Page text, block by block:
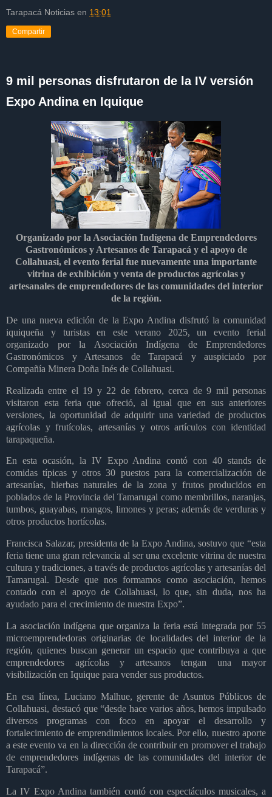
Tarapacá Noticias en 13:01
Compartir
9 mil personas disfrutaron de la IV versión
Expo Andina en Iquique
Organizado por la Asociación Indígena de Emprendedores
Gastronómicos y Artesanos de Tarapacá y el apoyo de
Collahuasi, el evento ferial fue nuevamente una importante
vitrina de exhibición y venta de productos agrícolas y
artesanales de emprendedores de las comunidades del interior
de la región.
De una nueva edición de la Expo Andina disfrutó la comunidad
iquiqueña y turistas en este verano 2025, un evento ferial
organizado por la Asociación Indígena de Emprendedores
Gastronómicos y Artesanos de Tarapacá y auspiciado por
Compañía Minera Doña Inés de Collahuasi.
Realizada entre el 19 y 22 de febrero, cerca de 9 mil personas
visitaron esta feria que ofreció, al igual que en sus anteriores
versiones, la oportunidad de adquirir una variedad de productos
agrícolas y frutícolas, artesanías y otros artículos con identidad
tarapaqueña.
En esta ocasión, la IV Expo Andina contó con 40 stands de
comidas típicas y otros 30 puestos para la comercialización de
artesanías, hierbas naturales de la zona y frutos producidos en
poblados de la Provincia del Tamarugal como membrillos, naranjas,
tumbos, guayabas, mangos, limones y peras; además de verduras y
otros productos hortícolas.
Francisca Salazar, presidenta de la Expo Andina, sostuvo que “esta
feria tiene una gran relevancia al ser una excelente vitrina de nuestra
cultura y tradiciones, a través de productos agrícolas y artesanías del
Tamarugal. Desde que nos formamos como asociación, hemos
contado con el apoyo de Collahuasi, lo que, sin duda, nos ha
ayudado para el crecimiento de nuestra Expo”.
La asociación indígena que organiza la feria está integrada por 55
microemprendedoras originarias de localidades del interior de la
región, quienes buscan generar un espacio que contribuya a que
emprendedores agrícolas y artesanos tengan una mayor
visibilización en Iquique para vender sus productos.
En esa línea, Luciano Malhue, gerente de Asuntos Públicos de
Collahuasi, destacó que “desde hace varios años, hemos impulsado
diversos programas con foco en apoyar el desarrollo y
fortalecimiento de emprendimientos locales. Por ello, nuestro aporte
a este evento va en la dirección de contribuir en promover el trabajo
de emprendedores indígenas de las comunidades del interior de
Tarapacá”.
La IV Expo Andina también contó con espectáculos musicales, a